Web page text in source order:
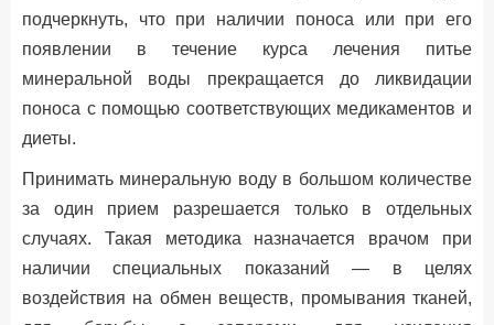
подчеркнуть, что при наличии поноса или при его
появлении в течение курса лечения питье
минеральной воды прекращается до ликвидации
поноса с помощью соответствующих медикаментов и
диеты.
Принимать минеральную воду в большом количестве
за один прием разрешается только в отдельных
случаях. Такая методика назначается врачом при
наличии специальных показаний — в целях
воздействия на обмен веществ, промывания тканей,